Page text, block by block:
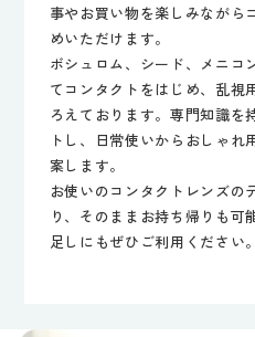
事やお買い物を楽しみながら
めいただけます。
ボシュロム、シード、メニコ
てコンタクトをはじめ、乱視
ろえております。専門知識を
トし、日常使いからおしゃ
案します。
お使いのコンタクトレンズの
り、そのままお持ち帰りも可
足しにもぜひご利用ください。